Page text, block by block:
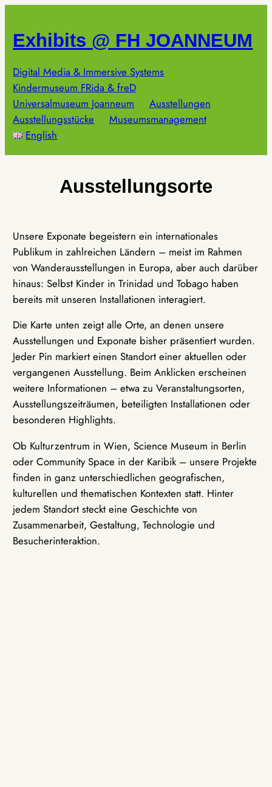
springen
Exhibits @ FH JOANNEUM
Digital Media & Immersive Systems
Kindermuseum FRida & freD
Universalmuseum Joanneum
Ausstellungen
Ausstellungsstücke
Museumsmanagement
English
Ausstellungsorte
Unsere Exponate begeistern ein internationales
Publikum in zahlreichen Ländern – meist im Rahmen
von Wanderausstellungen in Europa, aber auch darüber
hinaus: Selbst Kinder in Trinidad und Tobago haben
bereits mit unseren Installationen interagiert.
Die Karte unten zeigt alle Orte, an denen unsere
Ausstellungen und Exponate bisher präsentiert wurden.
Jeder Pin markiert einen Standort einer aktuellen oder
vergangenen Ausstellung. Beim Anklicken erscheinen
weitere Informationen – etwa zu Veranstaltungsorten,
Ausstellungszeiträumen, beteiligten Installationen oder
besonderen Highlights.
Ob Kulturzentrum in Wien, Science Museum in Berlin
oder Community Space in der Karibik – unsere Projekte
finden in ganz unterschiedlichen geografischen,
kulturellen und thematischen Kontexten statt. Hinter
jedem Standort steckt eine Geschichte von
Zusammenarbeit, Gestaltung, Technologie und
Besucherinteraktion.